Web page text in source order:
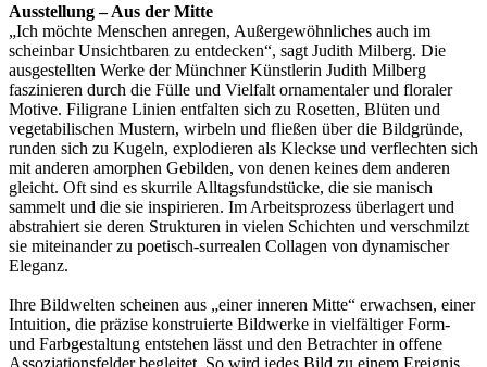
Ausstellung – Aus der Mitte
„Ich möchte Menschen anregen, Außergewöhnliches auch im
scheinbar Unsichtbaren zu entdecken“, sagt Judith Milberg. Die
ausgestellten Werke der Münchner Künstlerin Judith Milberg
faszinieren durch die Fülle und Vielfalt ornamentaler und floraler
Motive. Filigrane Linien entfalten sich zu Rosetten, Blüten und
vegetabilischen Mustern, wirbeln und fließen über die Bildgründe,
runden sich zu Kugeln, explodieren als Kleckse und verflechten sich
mit anderen amorphen Gebilden, von denen keines dem anderen
gleicht. Oft sind es skurrile Alltagsfundstücke, die sie manisch
sammelt und die sie inspirieren. Im Arbeitsprozess überlagert und
abstrahiert sie deren Strukturen in vielen Schichten und verschmilzt
sie miteinander zu poetisch-surrealen Collagen von dynamischer
Eleganz.
Ihre Bildwelten scheinen aus „einer inneren Mitte“ erwachsen, einer
Intuition, die präzise konstruierte Bildwerke in vielfältiger Form-
und Farbgestaltung entstehen lässt und den Betrachter in offene
Assoziationsfelder begleitet. So wird jedes Bild zu einem Ereignis.